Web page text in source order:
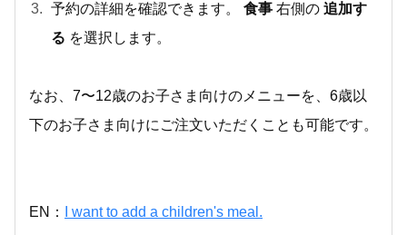
予約の詳細を確認できます。 食事 右側の 追加す
る を選択します。
なお、7〜12歳のお子さま向けのメニューを、6歳以
下のお子さま向けにご注文いただくことも可能です。
EN： I want to add a children's meal.